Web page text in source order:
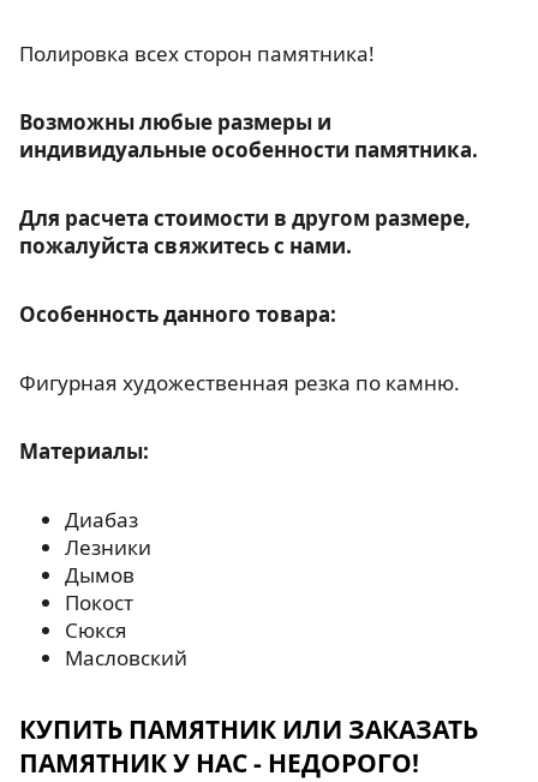
Полировка всех сторон памятника!
Возможны любые размеры и
индивидуальные особенности памятника.
Для расчета стоимости в другом размере,
пожалуйста свяжитесь с нами.
Особенность данного товара:
Фигурная художественная резка по камню.
Материалы:
Диабаз
Лезники
Дымов
Покост
Сюкся
Масловский
КУПИТЬ ПАМЯТНИК ИЛИ ЗАКАЗАТЬ
ПАМЯТНИК У НАС - НЕДОРОГО!